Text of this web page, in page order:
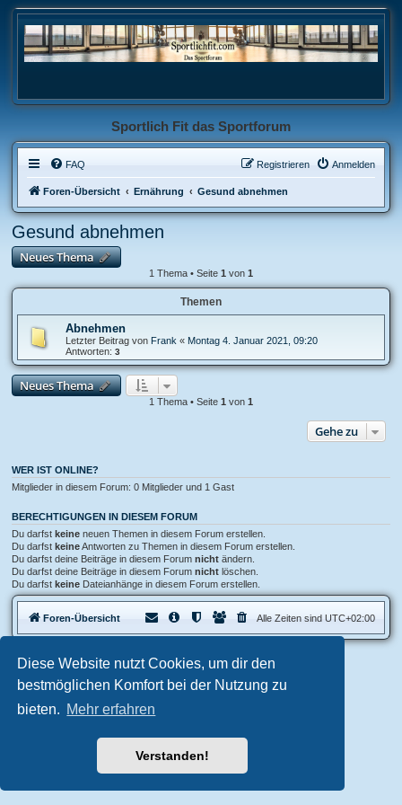
Diese Website nutzt Cookies, um dir den
bestmöglichen Komfort bei der Nutzung zu
bieten. Mehr erfahren
Verstanden!
Sportlich Fit das Sportforum
FAQ Anmelden
Registrieren
Foren-Übersicht Ernährung Gesund abnehmen
Gesund abnehmen
Neues Thema
1 Thema • Seite 1 von 1
Themen
Abnehmen
Letzter Beitrag von Frank « Montag 4. Januar 2021, 09:20
Antworten: 3
Neues Thema
1 Thema • Seite 1 von 1
Gehe zu
WER IST ONLINE?
Mitglieder in diesem Forum: 0 Mitglieder und 1 Gast
BERECHTIGUNGEN IN DIESEM FORUM
Du darfst keine neuen Themen in diesem Forum erstellen.
Du darfst keineAntworten zu Themen in diesem Forum erstellen.
Du darfst deine Beiträge in diesem Forum nicht ändern.
Du darfst deine Beiträge in diesem Forum nicht löschen.
Du darfst keine Dateianhänge in diesem Forum erstellen.
Foren-Übersicht Alle Zeiten sind UTC+02:00
Aerostyle developed for phpBB
Powered byphpBB ® Forum Software © phpBB Limited
Datenschutz